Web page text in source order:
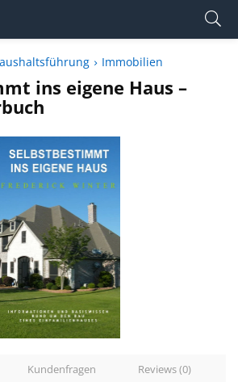
Immobilien
ins eigene Haus –
Kundenfragen Reviews (0)